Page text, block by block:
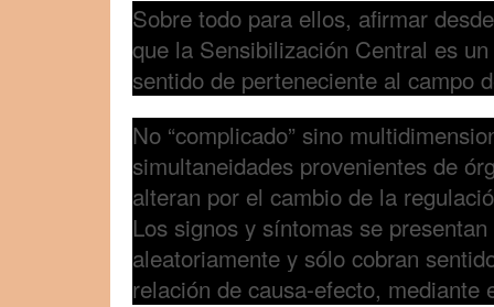
Sobre todo para ellos, afirmar
que la Sensibilización Central es
sentido de perteneciente al campo
No “complicado” sino
simultaneidades provenientes de
alteran por el cambio de la
Los signos y síntomas se
aleatoriamente y sólo cobran
relación de causa-efecto, mediante